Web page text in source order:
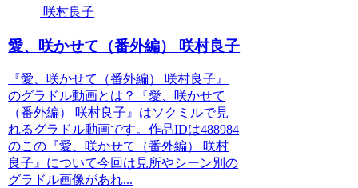
咲村良子
愛、咲かせて（番外編） 咲村良子
『愛、咲かせて（番外編） 咲村良子』
のグラドル動画とは？『愛、咲かせて
（番外編） 咲村良子』はソクミルで見
れるグラドル動画です。作品IDは488984
のこの『愛、咲かせて（番外編） 咲村
良子』について今回は見所やシーン別の
グラドル画像があれ...